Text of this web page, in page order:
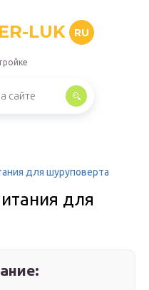
LUK RU
для шуруповерта
для